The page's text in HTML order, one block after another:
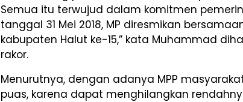
Semua itu terwujud dalam komitmen
tanggal 31 Mei 2018, MP diresmikan
kabupaten Halut ke-15,” kata Muhammad
rakor.
Menurutnya, dengan adanya MPP
puas, karena dapat menghilangkan